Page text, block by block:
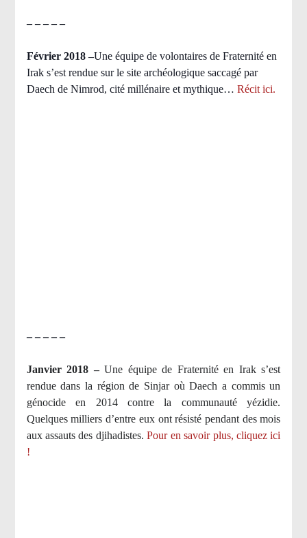
– – – – –
Février 2018 –Une équipe de volontaires de Fraternité en
Irak s’est rendue sur le site archéologique saccagé par
Daech de Nimrod, cité millénaire et mythique… Récit ici.
– – – – –
Janvier 2018 –Une équipe de Fraternité en Irak s’est
rendue dans la région de Sinjar où Daech a commis un
génocide en 2014 contre la communauté yézidie.
Quelques milliers d’entre eux ont résisté pendant des mois
aux assauts des djihadistes.Pour en savoir plus, cliquez ici
!